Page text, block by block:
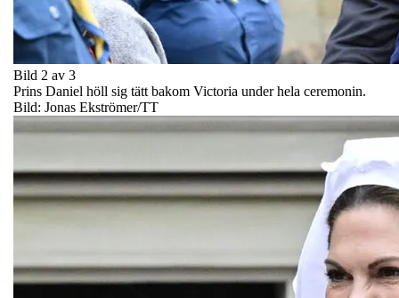
Bild 2 av 3
Prins Daniel höll sig tätt bakom Victoria under hela ceremonin.
Bild: Jonas Ekströmer/TT